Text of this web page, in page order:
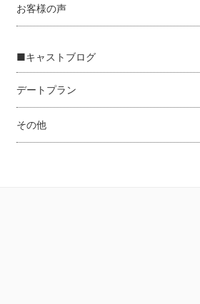
お客様の声
■キャストブログ
デートプラン
その他